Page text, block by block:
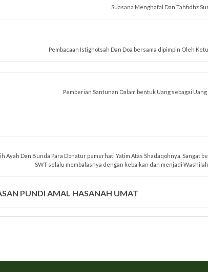
Suasana Menghafal Dan Tahfidhz
Pembacaan Istighotsah Dan Doa bersama dipimpin Oleh
Pemberian Santunan Dalam bentuk Uang sebagai Uang
Ayah Dan Bunda Para Donatur pemerhati Yatim Atas Shadaqohnya. Sangat
SWT selalu membalasnya dengan kebaikan dan menjadi
PUNDI AMAL HASANAH UMAT